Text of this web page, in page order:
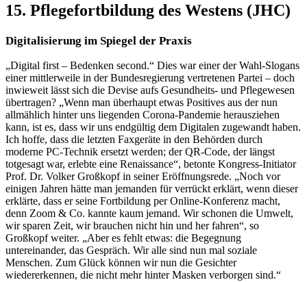
15. Pflegefortbildung des Westens (JHC)
Digitalisierung im Spiegel der Praxis
„Digital first – Bedenken second.“ Dies war einer der Wahl-Slogans
einer mittlerweile in der Bundesregierung vertretenen Partei – doch
inwieweit lässt sich die Devise aufs Gesundheits- und Pflegewesen
übertragen? „Wenn man überhaupt etwas Positives aus der nun
allmählich hinter uns liegenden Corona-Pandemie herausziehen
kann, ist es, dass wir uns endgültig dem Digitalen zugewandt haben.
Ich hoffe, dass die letzten Faxgeräte in den Behörden durch
moderne PC-Technik ersetzt werden; der QR-Code, der längst
totgesagt war, erlebte eine Renaissance“, betonte Kongress-Initiator
Prof. Dr. Volker Großkopf in seiner Eröffnungsrede. „Noch vor
einigen Jahren hätte man jemanden für verrückt erklärt, wenn dieser
erklärte, dass er seine Fortbildung per Online-Konferenz macht,
denn Zoom & Co. kannte kaum jemand. Wir schonen die Umwelt,
wir sparen Zeit, wir brauchen nicht hin und her fahren“, so
Großkopf weiter. „Aber es fehlt etwas: die Begegnung
untereinander, das Gespräch. Wir alle sind nun mal soziale
Menschen. Zum Glück können wir nun die Gesichter
wiedererkennen, die nicht mehr hinter Masken verborgen sind.“